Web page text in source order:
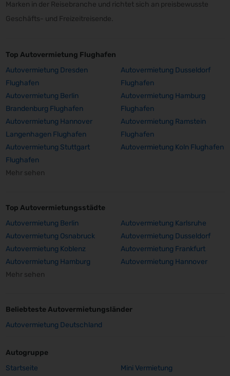
Marken in der Reisebranche und richtet sich an preisbewusste
Geschäfts- und Freizeitreisende.
Top Autovermietung Flughafen
Autovermietung Dresden
Flughafen
Autovermietung Dusseldorf
Flughafen
Autovermietung Berlin
Brandenburg Flughafen
Autovermietung Hamburg
Flughafen
Autovermietung Hannover
Langenhagen Flughafen
Autovermietung Ramstein
Flughafen
Autovermietung Stuttgart
Flughafen
Autovermietung Koln Flughafen
Mehr sehen
Top Autovermietungsstädte
Autovermietung Berlin
Autovermietung Karlsruhe
Autovermietung Osnabruck
Autovermietung Dusseldorf
Autovermietung Koblenz
Autovermietung Frankfurt
Autovermietung Hamburg
Autovermietung Hannover
Mehr sehen
Beliebteste Autovermietungsländer
Autovermietung Deutschland
Autogruppe
Startseite
Mini Vermietung